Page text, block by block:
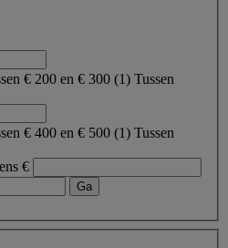
€ 200 en € 300 (1) Tussen
€ 400 en € 500 (1) Tussen
€